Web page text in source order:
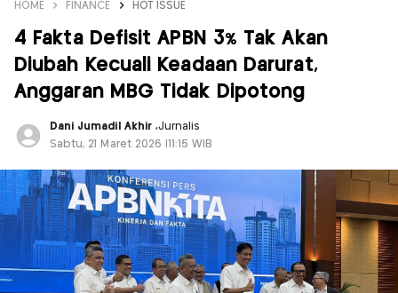
HOME FINANCE HOT ISSUE
4 Fakta Defisit APBN 3% Tak Akan
Diubah Kecuali Keadaan Darurat,
Anggaran MBG Tidak Dipotong
Dani Jumadil Akhir ,Jurnalis
Sabtu, 21 Maret 2026 |11:15 WIB